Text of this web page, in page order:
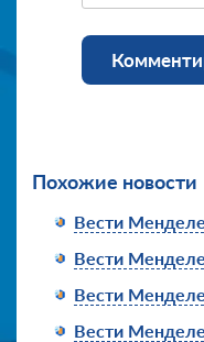
Похожие новости
Вести
Вести
Вести
Вести